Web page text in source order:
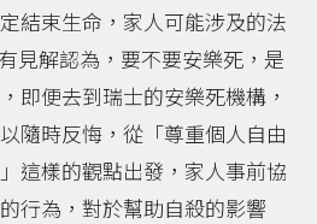
結束生命，家人可能涉及的法
見解認為，要不要安樂死，是
即便去到瑞士的安樂死機構，
隨時反悔，從「尊重個人自由
這樣的觀點出發，家人事前協
行為，對於幫助自殺的影響